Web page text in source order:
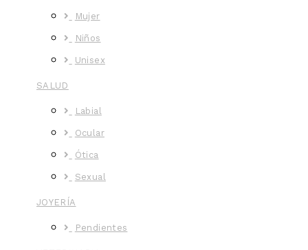
Mujer
Niños
Unisex
SALUD
Labial
Ocular
Ótica
Sexual
JOYERÍA
Pendientes